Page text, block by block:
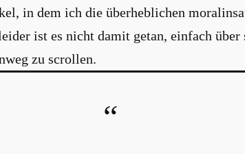
in dem ich die überheblichen
ist es nicht damit getan, einfach über
zu scrollen.